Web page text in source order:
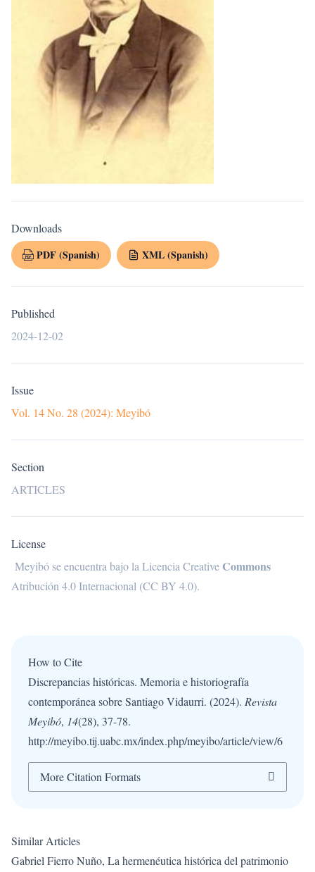
Downloads
PDF (Spanish)
XML (Spanish)
Published
2024-12-02
Issue
Vol. 14 No. 28 (2024): Meyibó
Section
ARTICLES
License
Meyibó se encuentra bajo laLicencia Creative Commons
Atribución 4.0 Internacional (CC BY 4.0).
How to Cite
Discrepancias históricas. Memoria e historiografía
contemporánea sobre Santiago Vidaurri. (2024). Revista
Meyibó, 14(28), 37-78.
http://meyibo.tij.uabc.mx/index.php/meyibo/article/view/6
More Citation Formats
Similar Articles
Gabriel Fierro Nuño, La hermenéutica histórica del patrimonio